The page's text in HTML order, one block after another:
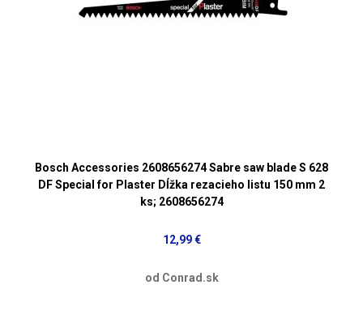
Bosch Accessories 2608656274 Sabre saw blade S 628
DF Special for Plaster Dĺžka rezacieho listu 150 mm 2
ks; 2608656274
12,99 €
od Conrad.sk